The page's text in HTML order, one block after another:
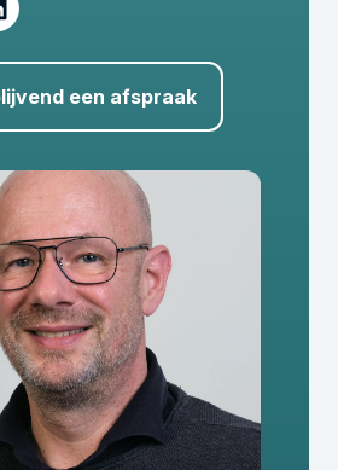
een afspraak